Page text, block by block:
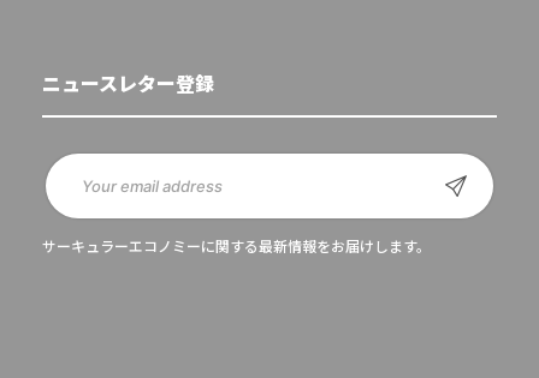
ニュースレター登録
サーキュラーエコノミーに関する最新情報をお届けします。